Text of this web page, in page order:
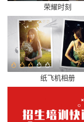
荣耀时刻
纸飞机相册